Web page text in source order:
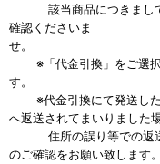
該当商品につきまして
確認くださいま
※「代金引換」をご選択
す。
※代金引換にて発送した
へ返送されてまいりました
住所の誤り等での返送
のご確認をお願い致します。